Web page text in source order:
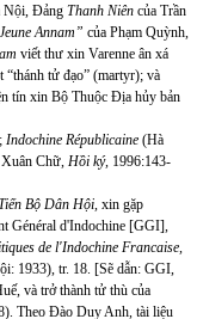
Đảng Thanh Niên của Trần
Annam” của Phạm Quỳnh,
viết thư xin Varenne ân xá
“thánh tử đạo” (martyr); và
tín xin Bộ Thuộc Địa hủy bản
Indochine Républicaine (Hà
Chữ, Hồi ký, 1996:143-
Bộ Dân Hội, xin gặp
Général d'Indochine [GGI],
de l'Indochine Francaise,
1933), tr. 18. [Sẽ dẫn: GGI,
và trở thành tử thù của
Theo Đào Duy Anh, tài liệu